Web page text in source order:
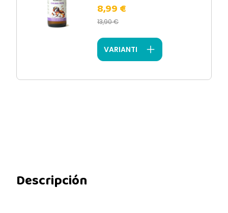
8,99 €
13,90 €
VARIANTI
Descripción